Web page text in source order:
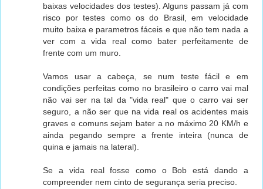
baixas velocidades dos testes). Alguns passam já com
risco por testes como os do Brasil, em velocidade
muito baixa e parametros fáceis e que não tem nada a
ver com a vida real como bater perfeitamente de
frente com um muro.
Vamos usar a cabeça, se num teste fácil e em
condições perfeitas como no brasileiro o carro vai mal
não vai ser na tal da "vida real" que o carro vai ser
seguro, a não ser que na vida real os acidentes mais
graves e comuns sejam bater a no máximo 20 KM/h e
ainda pegando sempre a frente inteira (nunca de
quina e jamais na lateral).
Se a vida real fosse como o Bob está dando a
compreender nem cinto de segurança seria preciso.